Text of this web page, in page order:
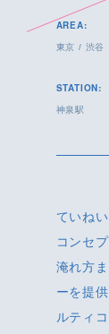
AREA:
東京 / 渋谷
STATION:
神泉駅
ていね
コンセ
淹れ方
ーを提
ルティ